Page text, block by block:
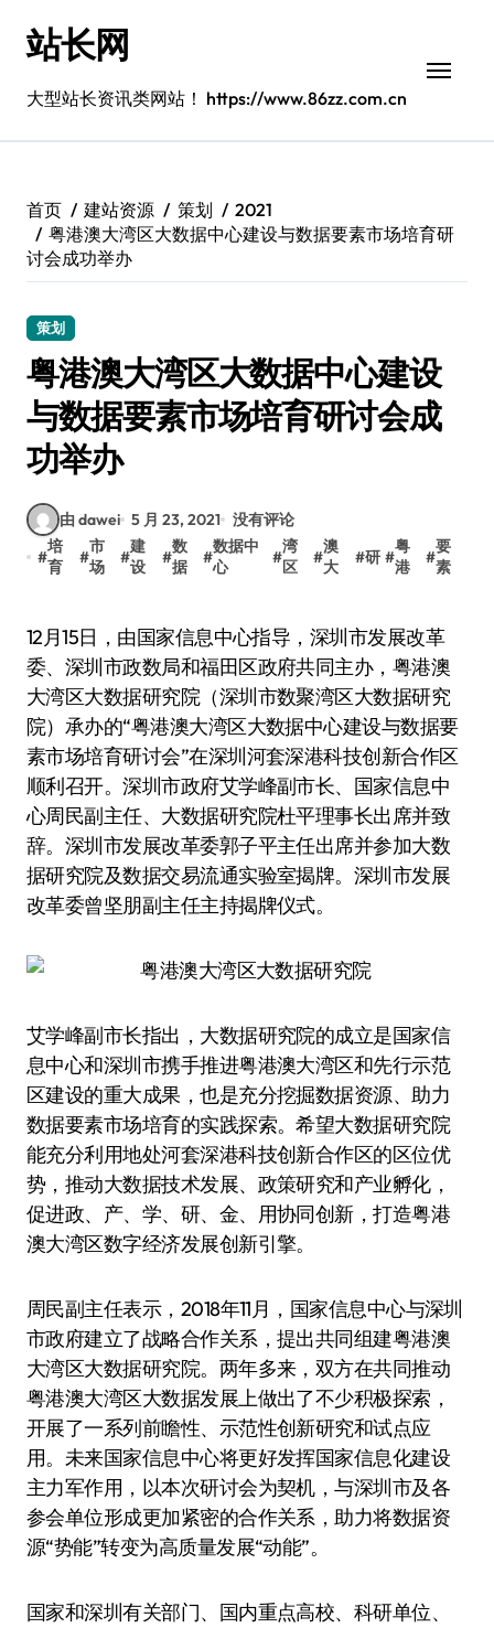
站长网
大型站长资讯类网站！ https://www.86zz.com.cn
首页 建站资源 策划
2021
粤港澳大湾区大数据中心建设与数据要素市场培育研
讨会成功举办
策划
粤港澳大湾区大数据中心建设
与数据要素市场培育研讨会成
功举办
由 dawei 5 月 23, 2021 没有评论
#
培
育
#
市
场
#
建
设
#
数
据
#
数据中
心
#
湾
区
#
澳
大
#研 #
粤
港
#
要
素
12月15日，由国家信息中心指导，深圳市发展改革
委、深圳市政数局和福田区政府共同主办，粤港澳
大湾区大数据研究院（深圳市数聚湾区大数据研究
院）承办的“粤港澳大湾区大数据中心建设与数据要
素市场培育研讨会”在深圳河套深港科技创新合作区
顺利召开。深圳市政府艾学峰副市长、国家信息中
心周民副主任、大数据研究院杜平理事长出席并致
辞。深圳市发展改革委郭子平主任出席并参加大数
据研究院及数据交易流通实验室揭牌。深圳市发展
改革委曾坚朋副主任主持揭牌仪式。
艾学峰副市长指出，大数据研究院的成立是国家信
息中心和深圳市携手推进粤港澳大湾区和先行示范
区建设的重大成果，也是充分挖掘数据资源、助力
数据要素市场培育的实践探索。希望大数据研究院
能充分利用地处河套深港科技创新合作区的区位优
势，推动大数据技术发展、政策研究和产业孵化，
促进政、产、学、研、金、用协同创新，打造粤港
澳大湾区数字经济发展创新引擎。
周民副主任表示，2018年11月，国家信息中心与深圳
市政府建立了战略合作关系，提出共同组建粤港澳
大湾区大数据研究院。两年多来，双方在共同推动
粤港澳大湾区大数据发展上做出了不少积极探索，
开展了一系列前瞻性、示范性创新研究和试点应
用。未来国家信息中心将更好发挥国家信息化建设
主力军作用，以本次研讨会为契机，与深圳市及各
参会单位形成更加紧密的合作关系，助力将数据资
源“势能”转变为高质量发展“动能”。
国家和深圳有关部门、国内重点高校、科研单位、